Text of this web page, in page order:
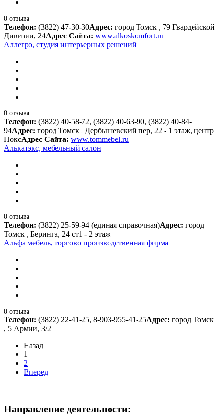
0 отзыва
Телефон: (3822) 47-30-30Адрес: город Томск , 79 Гвардейской
Дивизии, 24Адрес Сайта: www.alkoskomfort.ru
Аллегро, студия интерьерных решений
0 отзыва
Телефон: (3822) 40-58-72, (3822) 40-63-90, (3822) 40-84-
94Адрес: город Томск , Дербышевский пер, 22 - 1 этаж, центр
НоксАдрес Сайта: www.tommebel.ru
Алькатэкс, мебельный салон
0 отзыва
Телефон: (3822) 25-59-94 (единая справочная)Адрес: город
Томск , Беринга, 24 ст1 - 2 этаж
Альфа мебель, торгово-производственная фирма
0 отзыва
Телефон: (3822) 22-41-25, 8-903-955-41-25Адрес: город Томск
, 5 Армии, 3/2
Назад
1
2
Вперед
Направление деятельности: